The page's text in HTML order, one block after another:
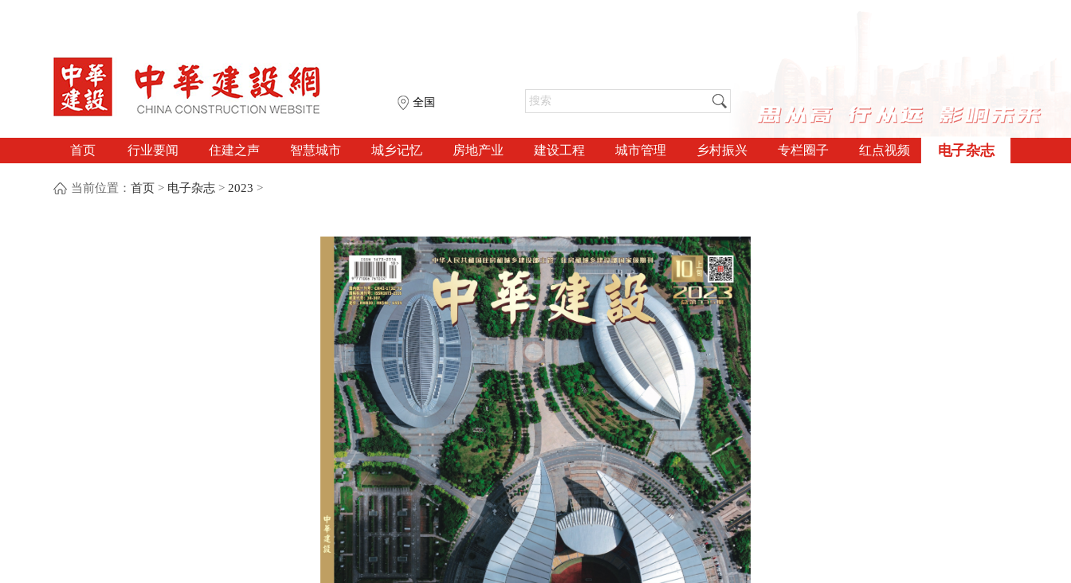
全国
首页 行业要闻 住建之声 智慧城市 城乡记忆 房地产业 建设工程 城市管理 乡村振兴 专栏圈子 红点视频 电子杂志
当前位置：首页 > 电子杂志 > 2023 >